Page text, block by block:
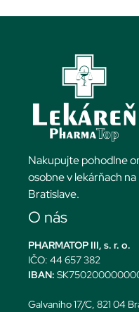
Nakupujte pohodlne
osobne v lekárňach na
Bratislave.
O nás
PHARMATOP III, s. r. o.
IČO: 44 657 382
IBAN:
Galvaniho 17/C, 821 04